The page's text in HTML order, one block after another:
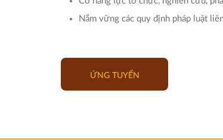
Nắm vững các quy định pháp luật
ỨNG TUYỂN